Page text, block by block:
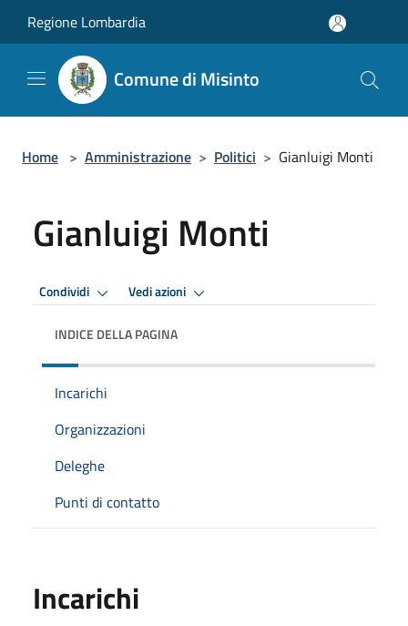
Regione Lombardia
Comune di Misinto
Home > Amministrazione > Politici > Gianluigi Monti
Gianluigi Monti
Condividi Vedi azioni
INDICE DELLA PAGINA
Incarichi
Organizzazioni
Deleghe
Punti di contatto
Incarichi